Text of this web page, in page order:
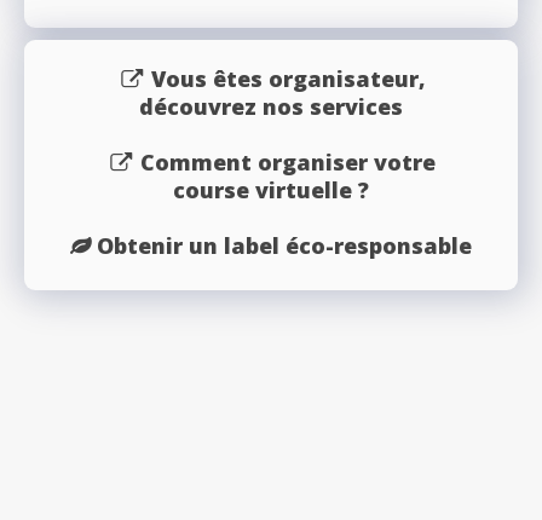
Vous êtes organisateur,
découvrez nos services
Comment organiser votre
course virtuelle ?
Obtenir un label éco-responsable